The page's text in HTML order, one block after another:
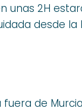
unas 2H
desde la
fuera de